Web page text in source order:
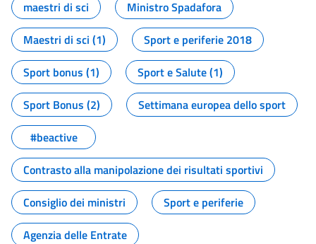
maestri di sci
Ministro Spadafora
Maestri di sci (1)
Sport e periferie 2018
Sport bonus (1)
Sport e Salute (1)
Sport Bonus (2)
Settimana europea dello sport
#beactive
Contrasto alla manipolazione dei risultati sportivi
Consiglio dei ministri
Sport e periferie
Agenzia delle Entrate